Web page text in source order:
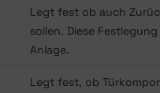
Legt fest ob auch
sollen. Diese
Anlage.
Legt fest, ob